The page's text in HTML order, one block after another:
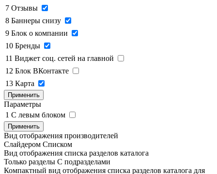
7 Отзывы
8 Баннеры снизу
9 Блок о компании
10 Бренды
11 Виджет соц. сетей на главной
12 Блок ВКонтакте
13 Карта
Применить
Параметры
1 C левым блоком
Применить
Вид отображения производителей
Слайдером Списком
Вид отображения списка разделов каталога
Только разделы С подразделами
Компактный вид отображения списка разделов каталога для